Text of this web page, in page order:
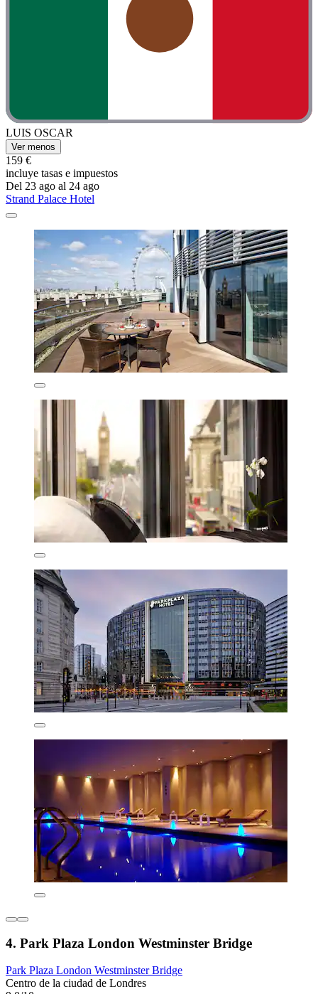
LUIS OSCAR
Ver menos
159 €
incluye tasas e impuestos
Del 23 ago al 24 ago
Strand Palace Hotel
4. Park Plaza London Westminster Bridge
Park Plaza London Westminster Bridge
Centro de la ciudad de Londres